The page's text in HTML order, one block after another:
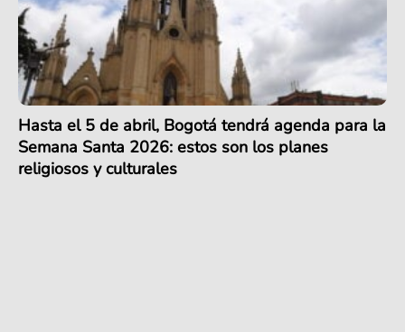
Hasta el 5 de abril, Bogotá tendrá agenda para la
Semana Santa 2026: estos son los planes
religiosos y culturales